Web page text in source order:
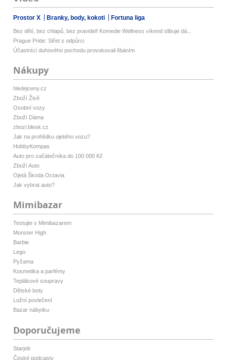
Prostor X Branky, body, kokoti Fortuna liga
Bez dětí, bez chlapů, bez pravidel! Komedie Wellness víkend slibuje dá...
Prague Pride: Střet s odpůrci
Účastnící duhového pochodu provokovali líbáním
Nákupy
hledejceny.cz
Zboží Živě
Osobní vozy
Zboží Dáma
zbozi.blesk.cz
Jak na prohlídku ojetého vozu?
HobbyKompas
Auto pro začátečníka do 100 000 Kč
Zboží Auto
Ojetá Škoda Octavia
Jak vybrat auto?
Mimibazar
Testujte s Mimibazarem
Monster High
Barbie
Lego
Pyžama
Kosmetika a parfémy
Teplákové soupravy
Dětské boty
Ložní povlečení
Bazar nábytku
Doporučujeme
Starjob
České podcasty